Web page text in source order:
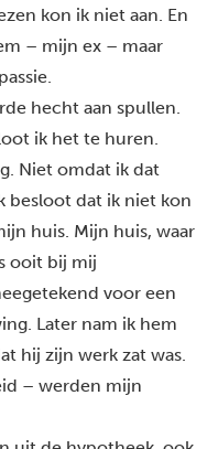
kon ik niet aan. En
– mijn ex – maar
hecht aan spullen.
ik het te huren.
Niet omdat ik dat
besloot dat ik niet kon
huis. Mijn huis, waar
ooit bij mij
voor een
Later nam ik hem
hij zijn werk zat was.
– werden mijn